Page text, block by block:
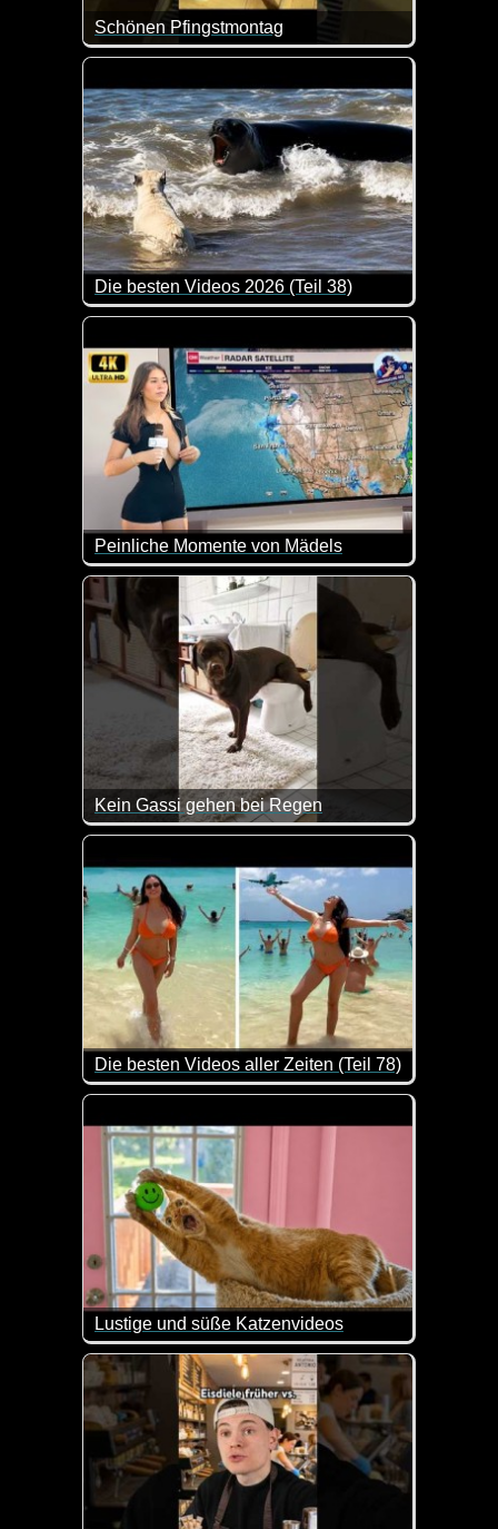
Schönen Pfingstmontag
Da muss ich der Katze doch tatsächlich recht
Die besten Videos 2026 (Teil 38)
Eine tolle Zusammenstellung von lustigen
Peinliche Momente von Mädels
Kein Gassi gehen bei Regen
Also bei Regen schickt man doch keinen Hund vor
Die besten Videos aller Zeiten (Teil 78)
Hier kannst du dich ganz entspannt mit ein paar
Lustige und süße Katzenvideos
Ein weiterer Teil dieser lustigen Videos mit